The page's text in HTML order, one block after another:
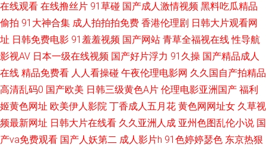
97 日韩欧美国产一区 91探花传媒 浮力影院AV 成人黄色电影院 色色资源先
锋影音 91一区二区 国产美女在线播放 亚洲色情传媒电影 国产9在线播放 亚
洲拍拍 老司机制服丝袜 91视频播放地址 韩国日逼无码 三级国产字幕 91次元
卡AⅤ 后入丝袜大屁股 日逼无码视频 91传媒蜜桃 岛国成人网 欧美人妻自慰
在线观看 在线撸丝片 91草碰 国产成人激情视频 黑料吃瓜精品
偷拍 91大神合集 成人拍拍拍免费 香港伦理剧 日韩大片观看网
址 日韩免费电影 91羞羞视频 国产网站 青草全福视在线 性导航
影视AV 日本一级在线视频 国产好片浮力 91久操 国产精品成人
在线 精品免费看 人人看操碰 午夜伦理电影网 久久国自产拍精品
高清乱码0 国产欧美 日韩三级黄色A片 伦理电影亚洲国产 福利
姬黄色网址 欧美伊人影院 丁香成人五月花 黄色网网址女 久草视
频最新网址 日韩大片在线看 久久亚洲人成 亚州色图乱伦小说 国
产va免费观看 国产人妖第二 成人影片h 91色婷婷瑟色 东京热狠